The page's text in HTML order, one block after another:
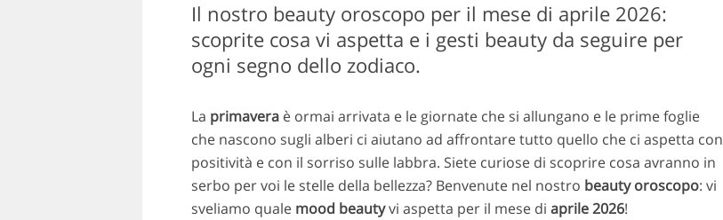
Il nostro beauty oroscopo per il mese di aprile 2026:
scoprite cosa vi aspetta e i gesti beauty da seguire per
ogni segno dello zodiaco.
La primaveraè ormai arrivata e le giornate che si allungano e le prime foglie
che nascono sugli alberi ci aiutano ad affrontare tutto quello che ci aspetta con
positività e con il sorriso sulle labbra. Siete curiose di scoprire cosa avranno in
serbo per voi le stelle della bellezza? Benvenute nel nostro beauty oroscopo: vi
sveliamo quale mood beautyvi aspetta per il mese di aprile 2026!